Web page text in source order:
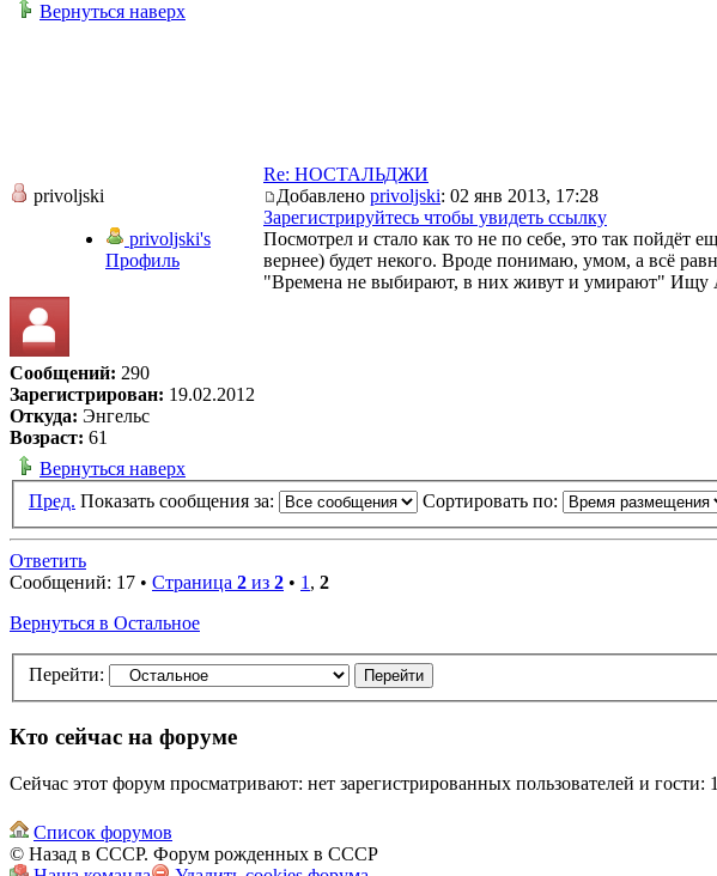
Вернуться наверх
privoljski
privoljski's
Профиль
Сообщений: 290
Зарегистрирован: 19.02.2012
Откуда: Энгельс
Возраст: 61
Re: НОСТАЛЬДЖИ
Добавлено privoljski: 02 янв 2013, 17:28
Зарегистрируйтесь чтобы увидеть ссылку
Посмотрел и стало как то не по себе, это так пойдёт
вернее) будет некого. Вроде понимаю, умом, а всё
"Времена не выбирают, в них живут и умирают" Ищу
Вернуться наверх
Пред. Показать сообщения за: Сортировать по:
Ответить
Сообщений: 17 • Страница 2 из 2 • 1 , 2
Вернуться в Остальное
Перейти:
Кто сейчас на форуме
Сейчас этот форум просматривают: нет зарегистрированных пользователей и гости: 1
Список форумов
© Назад в СССР. Форум рожденных в СССР